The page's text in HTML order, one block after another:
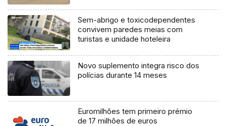
Sem-abrigo e toxicodependentes
convivem paredes meias com
turistas e unidade hoteleira
Novo suplemento integra risco dos
polícias durante 14 meses
Euromilhões tem primeiro prémio
de 17 milhões de euros